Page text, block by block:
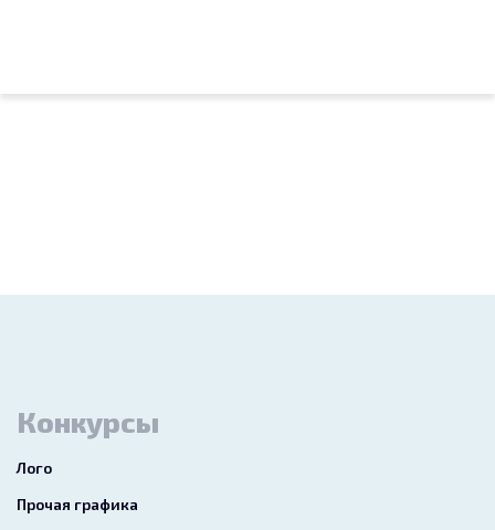
Конкурсы
Лого
Прочая графика